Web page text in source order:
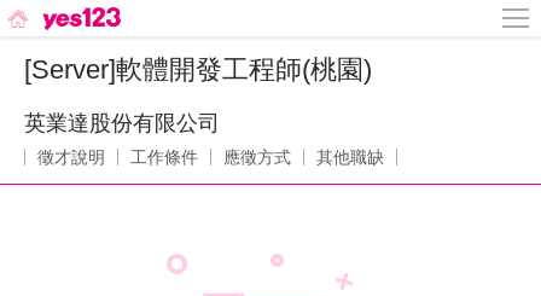
[Server]軟體開發工程師(桃園)
英業達股份有限公司
徵才說明 工作條件 應徵方式 其他職缺